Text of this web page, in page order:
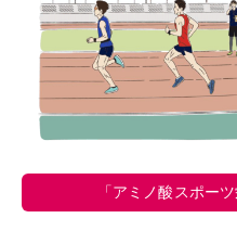
「アミノ酸スポー